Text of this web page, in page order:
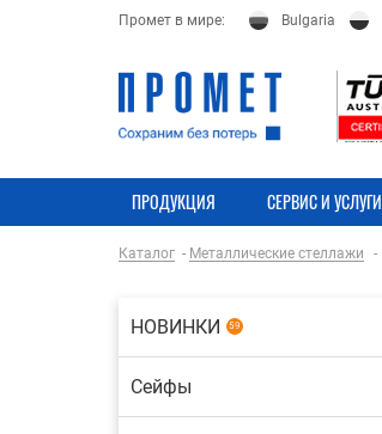
Промет в мире: Bulgaria
ПРОДУКЦИЯ СЕРВИС И УСЛУГИ
Каталог Металлические стеллажи
НОВИНКИ 59
Сейфы